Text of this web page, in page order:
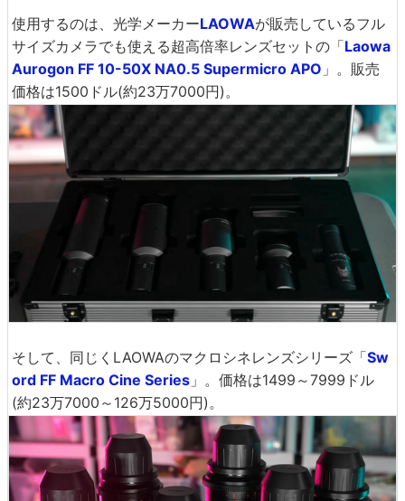
使用するのは、光学メーカーLAOWAが販売しているフル
サイズカメラでも使える超高倍率レンズセットの「Laowa
Aurogon FF 10-50X NA0.5 Supermicro APO 」。販売
価格は1500ドル(約23万7000円)。
そして、同じくLAOWAのマクロシネレンズシリーズ「Sw
ord FF Macro Cine Series 」。価格は1499～7999ドル
(約23万7000～126万5000円)。